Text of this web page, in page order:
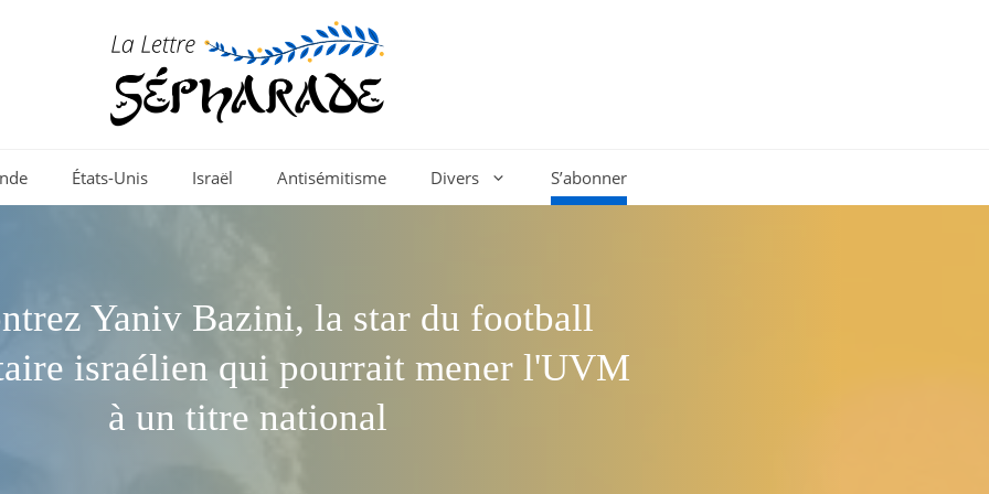
États-Unis Israël Antisémitisme Divers S’abonner
Yaniv Bazini, la star du football
israélien qui pourrait mener l'UVM
à un titre national